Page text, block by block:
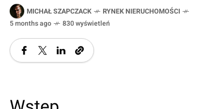
MICHAŁ SZAPCZACK
RYNEK NIERUCHOMOŚCI
5 months ago
830 wyświetleń